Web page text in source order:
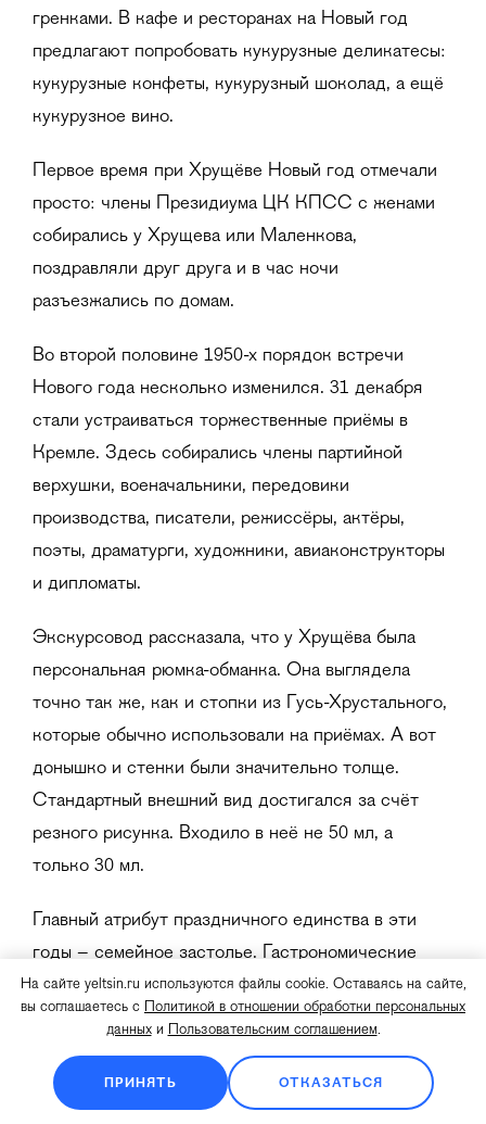
гренками. В кафе и ресторанах на Новый год
предлагают попробовать кукурузные деликатесы:
кукурузные конфеты, кукурузный шоколад, а ещё
кукурузное вино.
Первое время при Хрущёве Новый год отмечали
просто: члены Президиума ЦК КПСС с женами
собирались у Хрущева или Маленкова,
поздравляли друг друга и в час ночи
разъезжались по домам.
Во второй половине 1950-х порядок встречи
Нового года несколько изменился. 31 декабря
стали устраиваться торжественные приёмы в
Кремле. Здесь собирались члены партийной
верхушки, военачальники, передовики
производства, писатели, режиссёры, актёры,
поэты, драматурги, художники, авиаконструкторы
и дипломаты.
Экскурсовод рассказала, что у Хрущёва была
персональная рюмка-обманка. Она выглядела
точно так же, как и стопки из Гусь­-Хрустального,
которые обычно использовали на приёмах. А вот
донышко и стенки были значительно толще.
Стандартный внешний вид достигался за счёт
резного рисунка. Входило в неё не 50 мл, а
только 30 мл.
Главный атрибут праздничного единства в эти
годы – семейное застолье. Гастрономические
атрибуты торжества – холодец, солёные грибы
(белые, грузди, рыжики), квашеная капуста,
сельдь с маслом и зелёным луком, винегрет. В
Ленинграде был популярен салат из копчёной
трески и картошки. Главное блюдо Нового года –
На сайте yeltsin.ru используются файлы cookie. Оставаясь на сайте,
вы соглашаетесь с
Политикой в отношении обработки персональных
данных и Пользовательским соглашением.
ПРИНЯТЬ ОТКАЗАТЬСЯ